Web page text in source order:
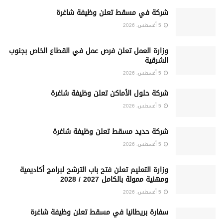
شركة في مسقط تعلن وظيفة شاغرة
وزارة العمل تعلن فرص عمل في القطاع الخاص بجنوب
الشرقية
شركة حلول الأماكن تعلن وظيفة شاغرة
شركة حديد مسقط تعلن وظيفة شاغرة
وزارة التعليم تعلن فتح باب الترشح لبرامج أكاديمية
ومهنية ممولة بالكامل 2027 / 2028
سفارة بريطانيا في مسقط تعلن وظيفة شاغرة